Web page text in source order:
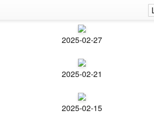
2025-02-27
2025-02-21
2025-02-15